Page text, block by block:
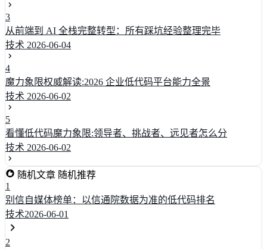
3
从前端到 AI 全栈完整转型：所有踩坑经验整理完毕
技术 2026-06-04
4
魔力象限权威解读:2026 企业低代码平台能力全景
技术 2026-06-02
5
看懂低代码魔力象限:领导者、挑战者、远见者怎么分
技术 2026-06-02
随机文章 随机推荐
1
别信自媒体榜单：以信通院数据为准的低代码排名
技术2026-06-01
2